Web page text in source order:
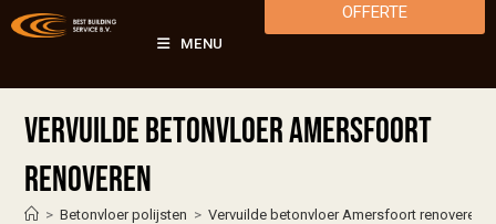
MENU
OFFERTE
Vervuilde betonvloer Amersfoort
renoveren
> Betonvloer polijsten > Vervuilde betonvloer Amersfoort renoveren